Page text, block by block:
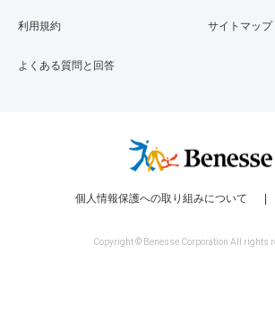
利用規約
よくある質問と回答
サイトマップ
個人情報保護への取り組みについて
Copyright © Benesse Corporation All rights